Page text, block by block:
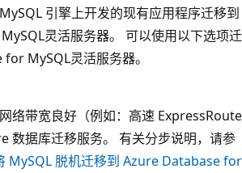
引擎上开发的现有应用程序迁移到
灵活服务器。 可以使用以下选项迁
MySQL灵活服务器。
络带宽良好（例如：高速 ExpressRoute
数据库迁移服务。 有关分步说明，请参
MySQL 脱机迁移到 Azure Database for